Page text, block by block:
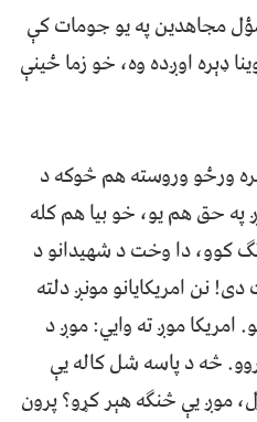
مجاهدين په يو جومات کې
ډېره اوږده وه، خو زما ځينې
ورځو وروسته هم څوکه د
په حق هم يو، خو بيا هم کله
کوو، دا وخت د شهيدانو د
نن امريکايانو مونږ دلته
موږ ته وایي: موږ د
څه د پاسه شل کاله يې
موږ يې څنګه هېر کړو؟ پرون